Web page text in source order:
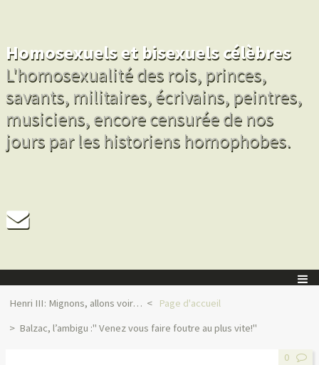
Homosexuels et bisexuels célèbres
L'homosexualité des rois, princes,
savants, militaires, écrivains, peintres,
musiciens, encore censurée de nos
jours par les historiens homophobes.
Henri III : Mignons, allons voir…
Page d'accueil
Balzac, l’ambigu :" Venez vous faire foutre au plus vite!"
0